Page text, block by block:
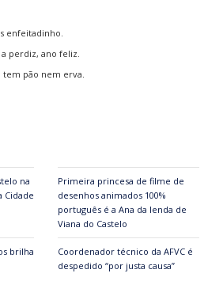
enfeitadinho.
perdiz, ano feliz.
tem pão nem erva.
na
Cidade
Primeira princesa de filme de
desenhos animados 100%
português é a Ana da lenda de
Viana do Castelo
brilha
Coordenador técnico da AFVC é
despedido “por justa causa”